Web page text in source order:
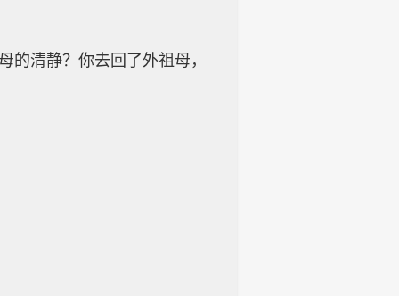
的清静？你去回了外祖母，